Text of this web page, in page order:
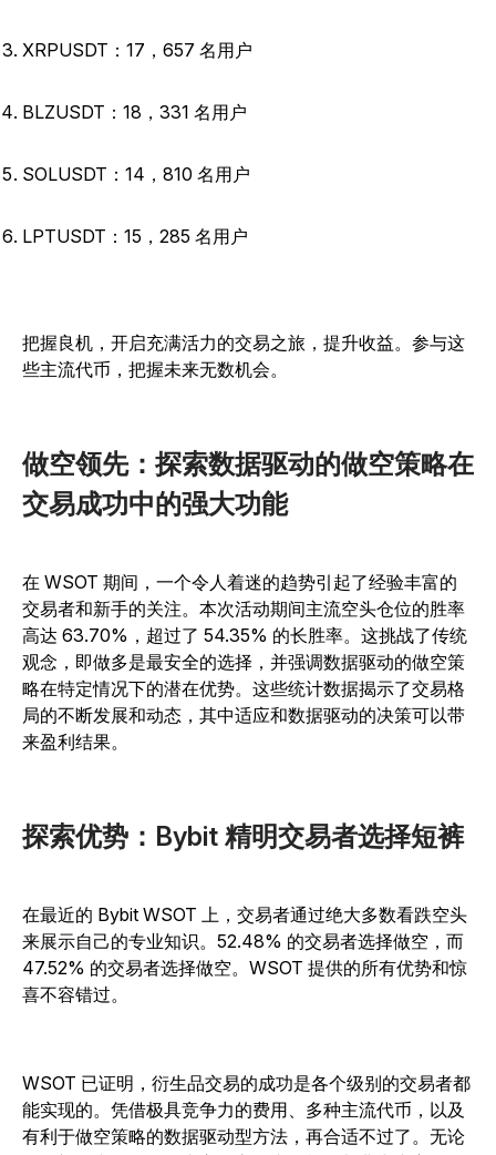
XRPUSDT：17，657 名用户
BLZUSDT：18，331 名用户
SOLUSDT：14，810 名用户
LPTUSDT：15，285 名用户
把握良机，开启充满活力的交易之旅，提升收益。参与这
些主流代币，把握未来无数机会。
做空领先：探索数据驱动的做空策略在
交易成功中的强大功能
在 WSOT 期间，一个令人着迷的趋势引起了经验丰富的
交易者和新手的关注。本次活动期间主流空头仓位的胜率
高达 63.70%，超过了 54.35% 的长胜率。这挑战了传统
观念，即做多是最安全的选择，并强调数据驱动的做空策
略在特定情况下的潜在优势。这些统计数据揭示了交易格
局的不断发展和动态，其中适应和数据驱动的决策可以带
来盈利结果。
探索优势：Bybit 精明交易者选择短裤
在最近的 Bybit WSOT 上，交易者通过绝大多数看跌空头
来展示自己的专业知识。52.48% 的交易者选择做空，而
47.52% 的交易者选择做空。WSOT 提供的所有优势和惊
喜不容错过。
WSOT 已证明，衍生品交易的成功是各个级别的交易者都
能实现的。凭借极具竞争力的费用、多种主流代币，以及
有利于做空策略的数据驱动型方法，再合适不过了。无论